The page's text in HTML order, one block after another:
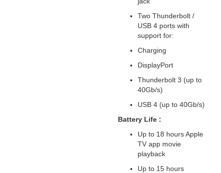
Two Thunderbolt /
USB 4 ports with
support for:
Charging
DisplayPort
Thunderbolt 3 (up to
40Gb/s)
USB 4 (up to 40Gb/s)
Battery Life :
Up to 18 hours Apple
TV app movie
playback
Up to 15 hours